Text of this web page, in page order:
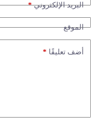
البريد الإلكتروني*
الموقع
أضف تعليقًا *